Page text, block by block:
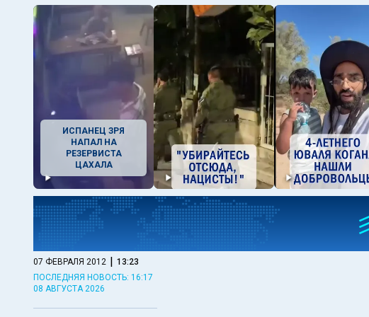
ИСПАНЕЦ ЗРЯ
НАПАЛ НА
РЕЗЕРВИСТА
ЦАХАЛА
07 ФЕВРАЛЯ 2012 | 13:23
ПОСЛЕДНЯЯ НОВОСТЬ: 16:17
08 АВГУСТА 2026